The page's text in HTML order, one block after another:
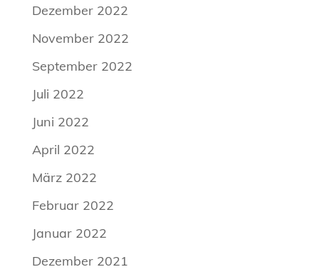
Dezember 2022
November 2022
September 2022
Juli 2022
Juni 2022
April 2022
März 2022
Februar 2022
Januar 2022
Dezember 2021